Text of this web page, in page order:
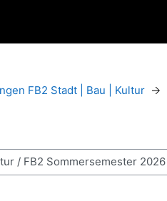
FB2 Stadt | Bau | Kultur